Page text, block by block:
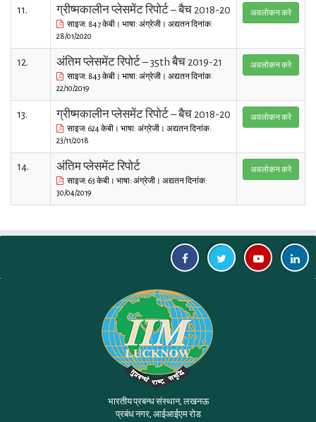
11. ग्रीष्मकालीन प्लेसमेंट रिपोर्ट – बैच 2018-20
साइज: 847 केबी। भाषा: अंग्रेजी। अद्यतन दिनांक:
28/01/2020
अवलोकन करे
12. अंतिम प्लेसमेंट रिपोर्ट – 35th बैच 2019-21
साइज: 843 केबी। भाषा: अंग्रेजी। अद्यतन दिनांक:
22/10/2019
अवलोकन करे
13. ग्रीष्मकालीन प्लेसमेंट रिपोर्ट – बैच 2018-20
साइज: 624 केबी। भाषा: अंग्रेजी। अद्यतन दिनांक:
23/11/2018
अवलोकन करे
14. अंतिम प्लेसमेंट रिपोर्ट
साइज: 63 केबी। भाषा: अंग्रेजी। अद्यतन दिनांक:
30/04/2019
अवलोकन करे
भारतीय प्रबन्ध संस्थान, लखनऊ
प्रबंध नगर, आईआईएम रोड